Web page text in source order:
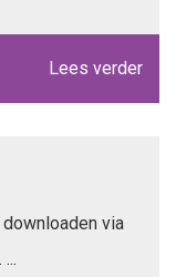
Lees verder
via